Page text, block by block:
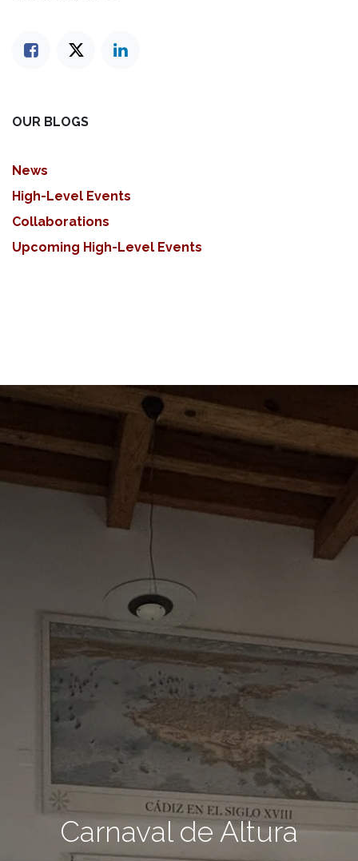
OUR BLOGS
News
High-Level Events
Collaborations
Upcoming High-Level Events
Carnaval de Altura